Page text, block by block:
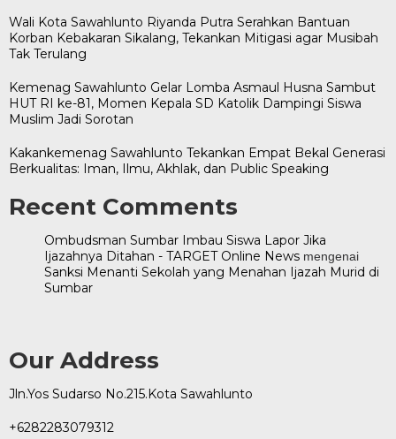
Wali Kota Sawahlunto Riyanda Putra Serahkan Bantuan
Korban Kebakaran Sikalang, Tekankan Mitigasi agar Musibah
Tak Terulang
Kemenag Sawahlunto Gelar Lomba Asmaul Husna Sambut
HUT RI ke-81, Momen Kepala SD Katolik Dampingi Siswa
Muslim Jadi Sorotan
Kakankemenag Sawahlunto Tekankan Empat Bekal Generasi
Berkualitas: Iman, Ilmu, Akhlak, dan Public Speaking
Recent Comments
Ombudsman Sumbar Imbau Siswa Lapor Jika
Ijazahnya Ditahan - TARGET Online News mengenai
Sanksi Menanti Sekolah yang Menahan Ijazah Murid di
Sumbar
Our Address
Jln.Yos Sudarso No.215.Kota Sawahlunto
+6282283079312